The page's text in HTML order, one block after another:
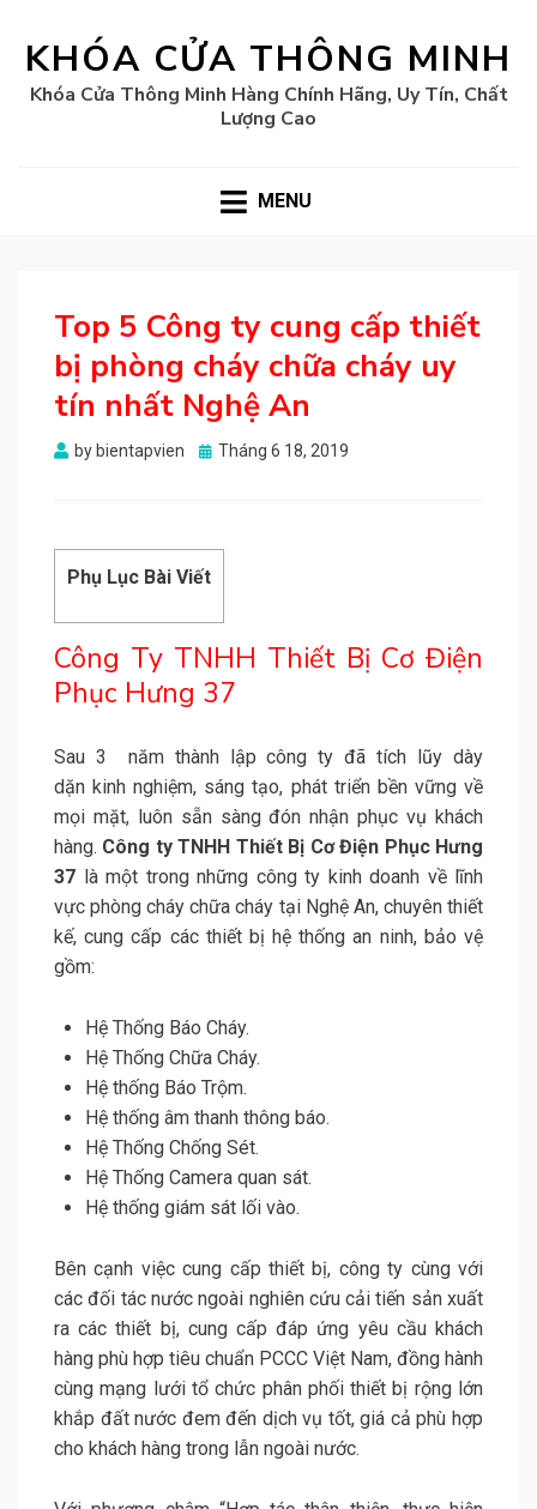
KHÓA CỬA THÔNG MINH
Khóa Cửa Thông Minh Hàng Chính Hãng, Uy Tín, Chất
Lượng Cao
MENU
Top 5 Công ty cung cấp thiết
bị phòng cháy chữa cháy uy
tín nhất Nghệ An
by bientapvien
Posted
Tháng 6 18, 2019
Phụ Lục Bài Viết
Công Ty TNHH Thiết Bị Cơ Điện
Phục Hưng 37
Sau 3 năm thành lập công ty đã tích lũy dày
dặn kinh nghiệm, sáng tạo, phát triển bền vững về
mọi mặt, luôn sẵn sàng đón nhận phục vụ khách
hàng. Công ty TNHH Thiết Bị Cơ Điện Phục Hưng
37 là một trong những công ty kinh doanh về lĩnh
vực phòng cháy chữa cháy tại Nghệ An, chuyên thiết
kế, cung cấp các thiết bị hệ thống an ninh, bảo vệ
gồm:
Hệ Thống Báo Cháy.
Hệ Thống Chữa Cháy.
Hệ thống Báo Trộm.
Hệ thống âm thanh thông báo.
Hệ Thống Chống Sét.
Hệ Thống Camera quan sát.
Hệ thống giám sát lối vào.
Bên cạnh việc cung cấp thiết bị, công ty cùng với
các đối tác nước ngoài nghiên cứu cải tiến sản xuất
ra các thiết bị, cung cấp đáp ứng yêu cầu khách
hàng phù hợp tiêu chuẩn PCCC Việt Nam, đồng hành
cùng mạng lưới tổ chức phân phối thiết bị rộng lớn
khắp đất nước đem đến dịch vụ tốt, giá cả phù hợp
cho khách hàng trong lẫn ngoài nước.